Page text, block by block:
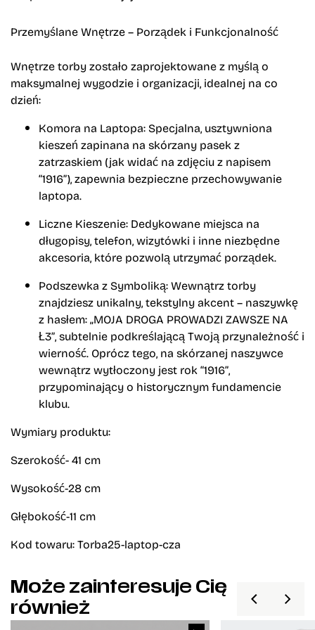
Przemyślane Wnętrze – Porządek i Funkcjonalność
Wnętrze torby zostało zaprojektowane z myślą o
maksymalnej wygodzie i organizacji, idealnej na co
dzień:
Komora na Laptopa: Specjalna, usztywniona
kieszeń zapinana na skórzany pasek z
zatrzaskiem (jak widać na zdjęciu z napisem
“1916”), zapewnia bezpieczne przechowywanie
laptopa.
Liczne Kieszenie: Dedykowane miejsca na
długopisy, telefon, wizytówki i inne niezbędne
akcesoria, które pozwolą utrzymać porządek.
Podszewka z Symboliką:Wewnątrz torby
znajdziesz unikalny, tekstylny akcent – naszywkę
z hasłem:„MOJA DROGA PROWADZI ZAWSZE NA
Ł3”, subtelnie podkreślającą Twoją przynależność i
wierność. Oprócz tego, na skórzanej naszywce
wewnątrz wytłoczony jest rok “1916”,
przypominający o historycznym fundamencie
klubu.
Wymiary produktu:
Szerokość- 41 cm
Wysokość-28 cm
Głębokość-11 cm
Kod towaru: Torba25-laptop-cza
Może zainteresuje Cię
również